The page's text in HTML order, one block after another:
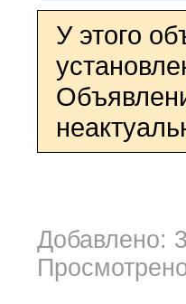
У этого
Добавлено: